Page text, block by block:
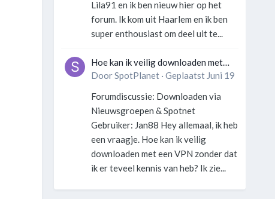
Lila91 en ik ben nieuw hier op het
forum. Ik kom uit Haarlem en ik ben
super enthousiast om deel uit te...
Hoe kan ik veilig downloaden met
een VPN zonder technische kennis?
DoorSpotPlanet· Geplaatst Juni 19
Forumdiscussie: Downloaden via
Nieuwsgroepen & Spotnet
Gebruiker: Jan88 Hey allemaal, ik heb
een vraagje. Hoe kan ik veilig
downloaden met een VPN zonder dat
ik er teveel kennis van heb? Ik zie...